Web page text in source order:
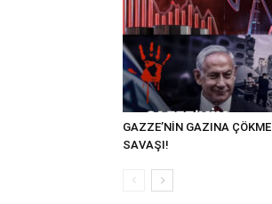
GAZZE’NİN GAZINA ÇÖKME
SAVAŞI!